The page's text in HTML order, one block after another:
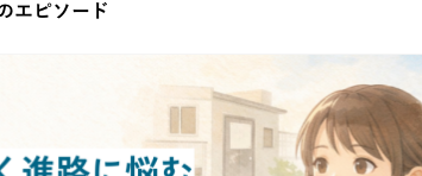
エピソード